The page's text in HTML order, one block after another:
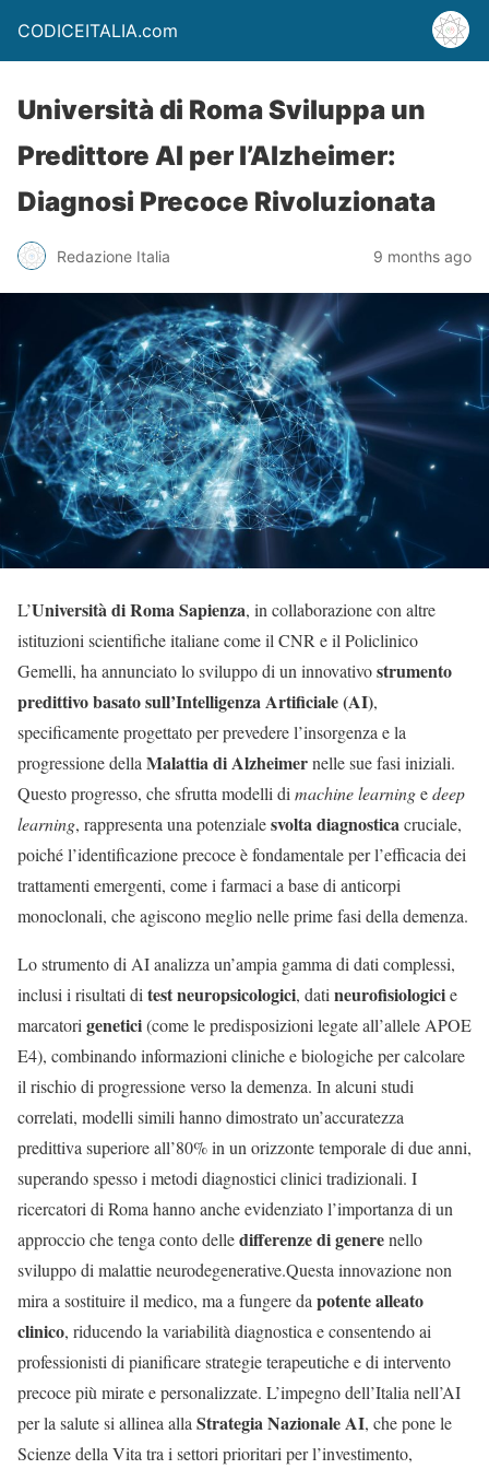
CODICEITALIA.com
Università di Roma Sviluppa un
Predittore AI per l’Alzheimer:
Diagnosi Precoce Rivoluzionata
Redazione Italia 9 months ago
L’Università di Roma Sapienza, in collaborazione con altre
istituzioni scientifiche italiane come il CNR e il Policlinico
Gemelli, ha annunciato lo sviluppo di un innovativostrumento
predittivo basato sull’Intelligenza Artificiale (AI),
specificamente progettato per prevedere l’insorgenza e la
progressione dellaMalattia di Alzheimernelle sue fasi iniziali.
Questo progresso, che sfrutta modelli dimachine learningedeep
learning, rappresenta una potenzialesvolta diagnosticacruciale,
poiché l’identificazione precoce è fondamentale per l’efficacia dei
trattamenti emergenti, come i farmaci a base di anticorpi
monoclonali, che agiscono meglio nelle prime fasi della demenza.
Lo strumento di AI analizza un’ampia gamma di dati complessi,
inclusi i risultati ditest neuropsicologici, datineurofisiologicie
marcatorigenetici(come le predisposizioni legate all’allele APOE
E4), combinando informazioni cliniche e biologiche per calcolare
il rischio di progressione verso la demenza. In alcuni studi
correlati, modelli simili hanno dimostrato un’accuratezza
predittiva superiore all’80% in un orizzonte temporale di due anni,
superando spesso i metodi diagnostici clinici tradizionali. I
ricercatori di Roma hanno anche evidenziato l’importanza di un
approccio che tenga conto delledifferenze di generenello
sviluppo di malattie neurodegenerative.Questa innovazione non
mira a sostituire il medico, ma a fungere dapotente alleato
clinico, riducendo la variabilità diagnostica e consentendo ai
professionisti di pianificare strategie terapeutiche e di intervento
precoce più mirate e personalizzate. L’impegno dell’Italia nell’AI
per la salute si allinea allaStrategia Nazionale AI, che pone le
Scienze della Vita tra i settori prioritari per l’investimento,